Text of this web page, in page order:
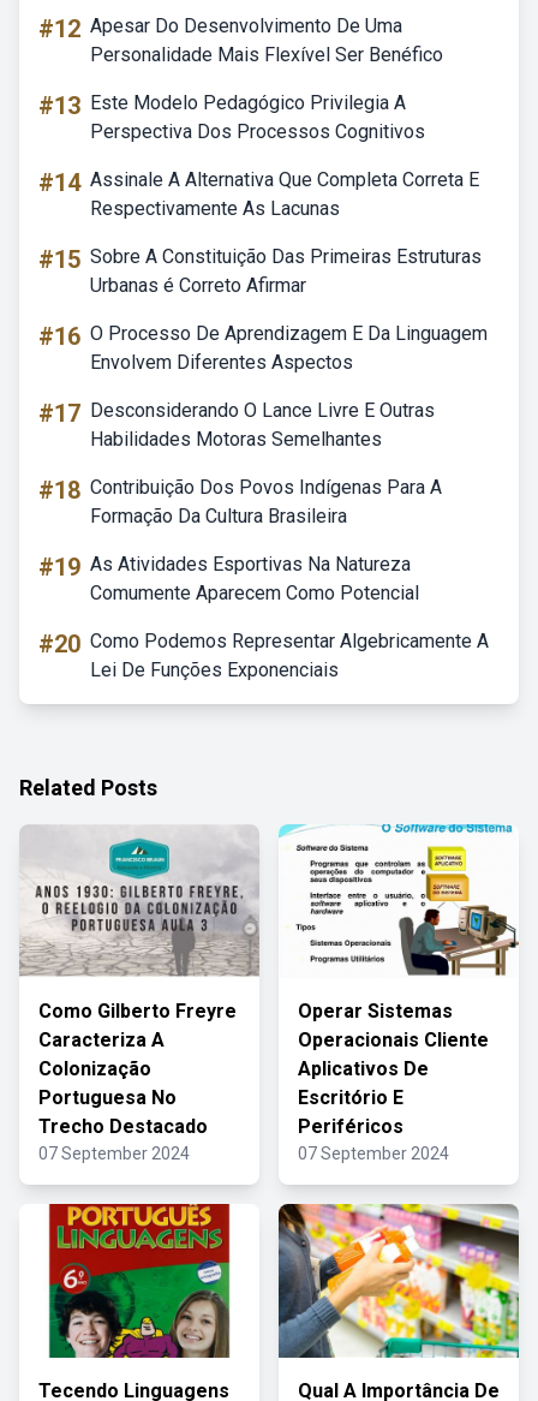
#12 Apesar Do Desenvolvimento De Uma
Personalidade Mais Flexível Ser Benéfico
#13 Este Modelo Pedagógico Privilegia A
Perspectiva Dos Processos Cognitivos
#14 Assinale A Alternativa Que Completa Correta E
Respectivamente As Lacunas
#15 Sobre A Constituição Das Primeiras Estruturas
Urbanas é Correto Afirmar
#16 O Processo De Aprendizagem E Da Linguagem
Envolvem Diferentes Aspectos
#17 Desconsiderando O Lance Livre E Outras
Habilidades Motoras Semelhantes
#18 Contribuição Dos Povos Indígenas Para A
Formação Da Cultura Brasileira
#19 As Atividades Esportivas Na Natureza
Comumente Aparecem Como Potencial
#20 Como Podemos Representar Algebricamente A
Lei De Funções Exponenciais
Related Posts
Como Gilberto Freyre
Caracteriza A
Colonização
Portuguesa No
Trecho Destacado
07 September 2024
Operar Sistemas
Operacionais Cliente
Aplicativos De
Escritório E
Periféricos
07 September 2024
Tecendo Linguagens Qual A Importância De